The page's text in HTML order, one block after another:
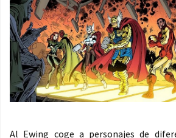
Al Ewing coge a personajes de